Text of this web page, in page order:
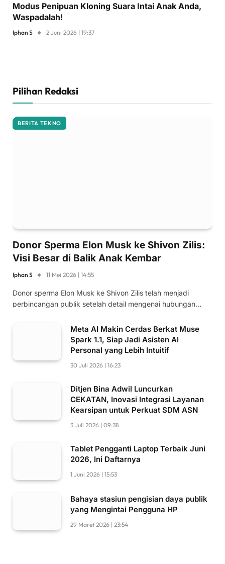
Modus Penipuan Kloning Suara Intai Anak Anda,
Waspadalah!
Iphan S 2 Juni 2026 | 19:37
Pilihan Redaksi
BERITA TEKNO
Donor Sperma Elon Musk ke Shivon Zilis:
Visi Besar di Balik Anak Kembar
Iphan S 11 Mei 2026 | 14:55
Donor sperma Elon Musk ke Shivon Zilis telah menjadi
perbincangan publik setelah detail mengenai hubungan…
Meta AI Makin Cerdas Berkat Muse
Spark 1.1, Siap Jadi Asisten AI
Personal yang Lebih Intuitif
30 Juli 2026 | 16:23
Ditjen Bina Adwil Luncurkan
CEKATAN, Inovasi Integrasi Layanan
Kearsipan untuk Perkuat SDM ASN
3 Juli 2026 | 09:38
Tablet Pengganti Laptop Terbaik Juni
2026, Ini Daftarnya
1 Juni 2026 | 15:53
Bahaya stasiun pengisian daya publik
yang Mengintai Pengguna HP
29 Maret 2026 | 23:54